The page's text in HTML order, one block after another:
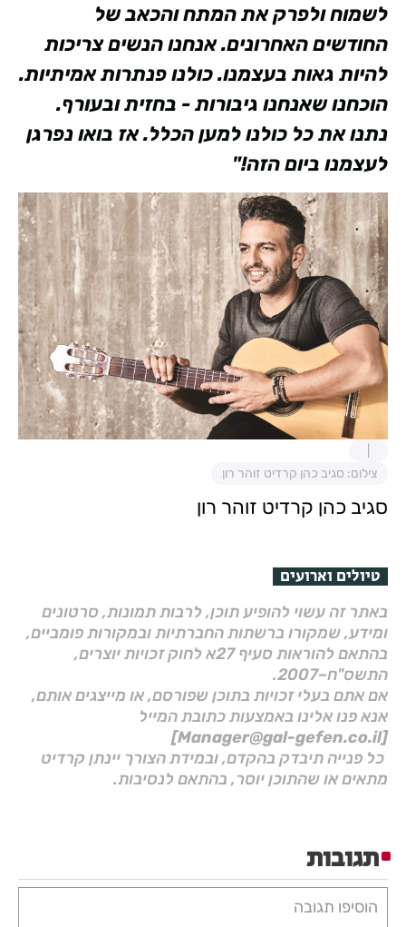
לשמוח ולפרק את המתח והכאב של
החודשים האחרונים. אנחנו הנשים צריכות
להיות גאות בעצמנו. כולנו פנתרות אמיתיות.
הוכחנו שאנחנו גיבורות - בחזית ובעורף.
נתנו את כל כולנו למען הכלל. אז בואו נפרגן
לעצמנו ביום הזה!"
צילום: סגיב כהן קרדיט זוהר רון
סגיב כהן קרדיט זוהר רון
טיולים וארועים
באתר זה עשוי להופיע תוכן, לרבות תמונות, סרטונים
ומידע, שמקורו ברשתות החברתיות ובמקורות פומביים,
בהתאם להוראות סעיף 27א לחוק זכויות יוצרים,
התשס"ח–2007.
אם אתם בעלי זכויות בתוכן שפורסם, או מייצגים אותם,
אנא פנו אלינו באמצעות כתובת המייל
[Manager@gal-gefen.co.il]
כל פנייה תיבדק בהקדם, ובמידת הצורך יינתן קרדיט
מתאים או שהתוכן יוסר, בהתאם לנסיבות.
תגובות
הוסיפו תגובה